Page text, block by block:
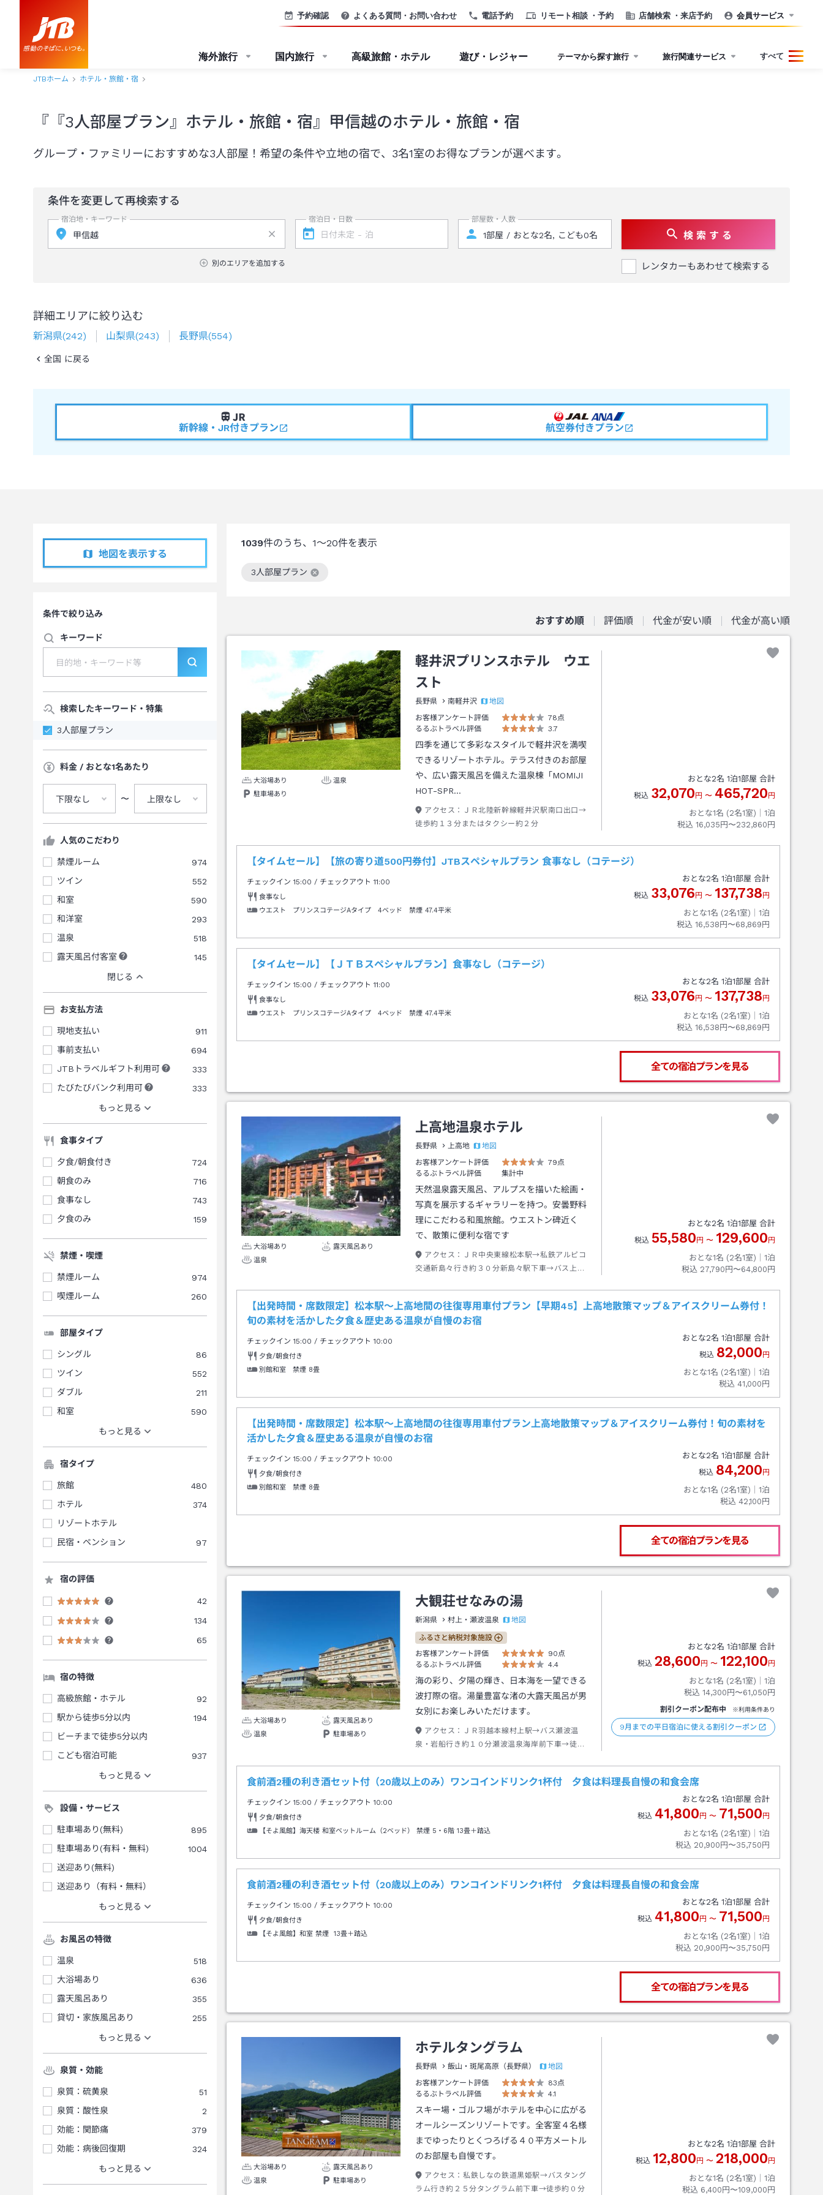
電話予約 リモート相談 ・予約 店舗検索 ・来店予約
予約確認 よくある質問・お問い合わせ 会員サービス
海外旅行 国内旅行 高級旅館・ホテル 遊び・レジャー テーマから探す旅行 旅行関連サービス すべて
JTBホーム ホテル・旅館・宿
『『3人部屋プラン』ホテル・旅館・宿』甲信越のホテル・旅館・宿
グループ・ファミリーにおすすめな3人部屋！希望の条件や立地の宿で、3名1室のお得なプランが選べます。
条件を変更して再検索する
宿泊地・キーワード
別のエリアを追加する
宿泊日・日数 部屋数・人数
検 索 す る
レンタカーもあわせて検索する
詳細エリアに絞り込む
新潟県(242) 山梨県(243) 長野県(554)
全国 に戻る
新幹線・JR付きプラン 航空券付きプラン
地図を表示する
条件で絞り込み
キーワード
検索したキーワード・特集
3人部屋プラン
料金 / おとな1名あたり
下限なし 〜 上限なし
人気のこだわり
禁煙ルーム
974
ツイン
552
和室
590
和洋室
293
温泉
518
露天風呂付客室
145
閉じる
お支払方法
現地支払い
911
事前支払い
694
JTBトラベルギフト利用可
333
たびたびバンク利用可
333
もっと見る
食事タイプ
夕食/朝食付き
724
朝食のみ
716
食事なし
743
夕食のみ
159
禁煙・喫煙
禁煙ルーム
974
喫煙ルーム
260
部屋タイプ
シングル
86
ツイン
552
ダブル
211
和室
590
もっと見る
宿タイプ
旅館
480
ホテル
374
リゾートホテル
民宿・ペンション
97
宿の評価
42
134
65
宿の特徴
高級旅館・ホテル
92
駅から徒歩5分以内
194
ビーチまで徒歩5分以内
こども宿泊可能
937
もっと見る
設備・サービス
駐車場あり(無料)
895
駐車場あり(有料・無料)
1004
送迎あり(無料)
送迎あり（有料・無料）
もっと見る
お風呂の特徴
温泉
518
大浴場あり
636
露天風呂あり
355
貸切・家族風呂あり
255
もっと見る
泉質・効能
泉質：硫黄泉
51
泉質：酸性泉
2
効能：関節痛
379
効能：病後回復期
324
もっと見る
1039件のうち、 1～20件を表示
3人部屋プラン
この絞り込み条件を解除
おすすめ順 評価順 代金が安い順 代金が高い順
大浴場あり
温泉
駐車場あり
軽井沢プリンスホテル ウエ
スト
長野県 南軽井沢
地図
お客様アンケート評価
78点
るるぶトラベル評価
3.7
四季を通じて多彩なスタイルで軽井沢を満喫
できるリゾートホテル。テラス付きのお部屋
や、広い露天風呂を備えた温泉棟「MOMIJI
HOT-SPR…
アクセス：
ＪＲ北陸新幹線軽井沢駅南口出口→
徒歩約１３分またはタクシー約２分
おとな2名 1泊1部屋 合計
税込 32,070 円 〜 465,720 円
おとな1名 (2名1室)｜ 1泊
税込 16,035円〜232,860円
【タイムセール】【旅の寄り道500円券付】JTBスペシャルプラン 食事なし（コテージ）
チェックイン15:00 / チェックアウト 11:00
食事なし
ウエスト プリンスコテージAタイプ 4ベッド 禁煙 47.4平米
おとな2名 1泊1部屋 合計
税込 33,076 円 〜 137,738 円
おとな1名 (2名1室)｜ 1泊
税込 16,538円〜68,869円
【タイムセール】【ＪＴＢスペシャルプラン】食事なし（コテージ）
チェックイン15:00 / チェックアウト 11:00
食事なし
ウエスト プリンスコテージAタイプ 4ベッド 禁煙 47.4平米
おとな2名 1泊1部屋 合計
税込 33,076 円 〜 137,738 円
おとな1名 (2名1室)｜ 1泊
税込 16,538円〜68,869円
全ての宿泊プランを見る
大浴場あり
露天風呂あり
温泉
上高地温泉ホテル
長野県 上高地
地図
お客様アンケート評価
79点
るるぶトラベル評価
集計中
天然温泉露天風呂、アルプスを描いた絵画・
写真を展示するギャラリーを持つ。安曇野料
理にこだわる和風旅館。ウエストン碑近く
で、散策に便利な宿です
アクセス：
ＪＲ中央東線松本駅→私鉄アルピコ
交通新島々行き約３０分新島々駅下車→バス上高
おとな2名 1泊1部屋 合計
税込 55,580 円 〜 129,600 円
おとな1名 (2名1室)｜ 1泊
税込 27,790円〜64,800円
【出発時間・席数限定】松本駅～上高地間の往復専用車付プラン【早期45】上高地散策マップ＆アイスクリーム券付！
旬の素材を活かした夕食＆歴史ある温泉が自慢のお宿
チェックイン15:00 / チェックアウト 10:00
夕食/朝食付き
別館和室 禁煙 8畳
おとな2名 1泊1部屋 合計
税込 82,000 円
おとな1名 (2名1室)｜ 1泊
税込 41,000円
【出発時間・席数限定】松本駅～上高地間の往復専用車付プラン上高地散策マップ＆アイスクリーム券付！旬の素材を
活かした夕食＆歴史ある温泉が自慢のお宿
チェックイン15:00 / チェックアウト 10:00
夕食/朝食付き
別館和室 禁煙 8畳
おとな2名 1泊1部屋 合計
税込 84,200 円
おとな1名 (2名1室)｜ 1泊
税込 42,100円
全ての宿泊プランを見る
大浴場あり
露天風呂あり
温泉
駐車場あり
大観荘せなみの湯
新潟県 村上・瀬波温泉 地図
ふるさと納税対象施設
お客様アンケート評価
90点
るるぶトラベル評価
4.4
海の彩り、夕陽の輝き、日本海を一望できる
波打際の宿。湯量豊富な渚の大露天風呂が男
女別にお楽しみいただけます。
アクセス：
ＪＲ羽越本線村上駅→バス瀬波温
泉・岩船行き約１０分瀬波温泉海岸前下車→徒歩
おとな2名 1泊1部屋 合計
税込 28,600 円 〜 122,100 円
おとな1名 (2名1室)｜ 1泊
税込 14,300円〜61,050円
割引クーポン配布中 ※利用条件あり
9月までの平日宿泊に使える割引クーポン
食前酒2種の利き酒セット付（20歳以上のみ）ワンコインドリンク1杯付 夕食は料理長自慢の和食会席
チェックイン15:00 / チェックアウト 10:00
夕食/朝食付き
【そよ風館】海天楼 和室ベットルーム（2ベッド） 禁煙 5・6階 13畳＋踏込
おとな2名 1泊1部屋 合計
税込 41,800 円 〜 71,500 円
おとな1名 (2名1室)｜ 1泊
税込 20,900円〜35,750円
食前酒2種の利き酒セット付（20歳以上のみ）ワンコインドリンク1杯付 夕食は料理長自慢の和食会席
チェックイン15:00 / チェックアウト 10:00
夕食/朝食付き
【そよ風館】和室 禁煙
13畳＋踏込
おとな2名 1泊1部屋 合計
税込 41,800 円 〜 71,500 円
おとな1名 (2名1室)｜ 1泊
税込 20,900円〜35,750円
全ての宿泊プランを見る
大浴場あり
露天風呂あり
温泉
駐車場あり
ホテルタングラム
長野県 飯山・斑尾高原（長野県）
地図
お客様アンケート評価
83点
るるぶトラベル評価
4.1
スキー場・ゴルフ場がホテルを中心に広がる
オールシーズンリゾートです。全客室４名様
までゆったりとくつろげる４０平方メートル
のお部屋も自慢です。
アクセス： 私鉄しなの鉄道黒姫駅→バスタング
ラム行き約２５分タングラム前下車→徒歩約０分
おとな2名 1泊1部屋 合計
税込 12,800 円 〜 218,000 円
おとな1名 (2名1室)｜ 1泊
税込 6,400円〜109,000円